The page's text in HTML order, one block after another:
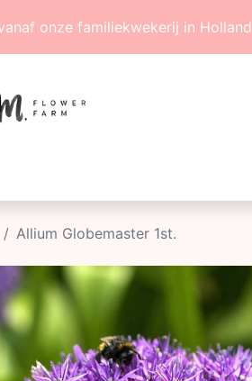
onze familiekwekerij in Holland
Allium Globemaster 1st.